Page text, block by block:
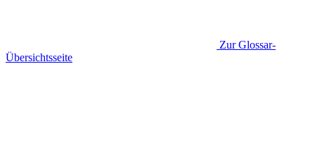
Zur Glossar-
Übersichtsseite